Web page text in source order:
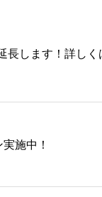
長します！詳しく
施中！